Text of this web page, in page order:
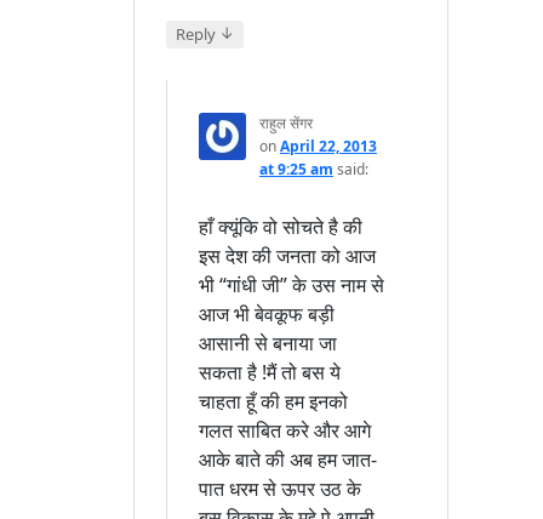
Reply ↓
राहुल सेंगर
onApril 22, 2013
at 9:25 am said:
हाँ क्यूंकि वो सोचते है की
इस देश की जनता को आज
भी “गांधी जी” के उस नाम से
आज भी बेवकूफ बड़ी
आसानी से बनाया जा
सकता है !मैं तो बस ये
चाहता हूँ की हम इनको
गलत साबित करे और आगे
आके बाते की अब हम जात-
पात धरम से ऊपर उठ के